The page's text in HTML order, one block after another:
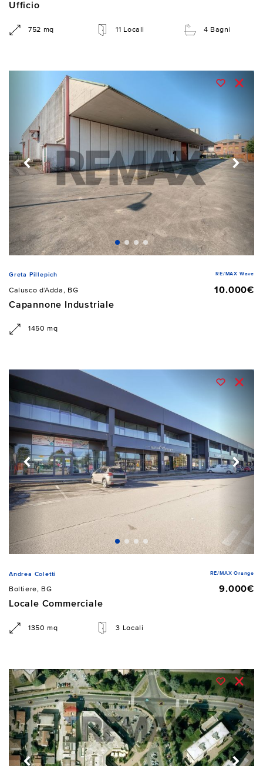
Ufficio
752 mq 11 Locali 4 Bagni
Greta Pillepich RE/MAX Wave
Calusco d'Adda, BG
10.000€
Capannone Industriale
1450 mq
Andrea Coletti RE/MAX Orange
Boltiere, BG
9.000€
Locale Commerciale
1350 mq 3 Locali